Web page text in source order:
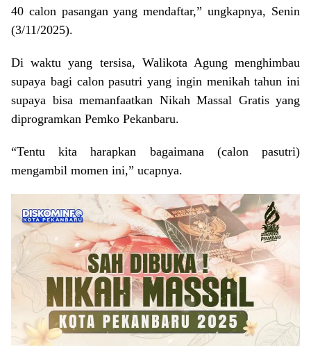
40 calon pasangan yang mendaftar,” ungkapnya, Senin
(3/11/2025).
Di waktu yang tersisa, Walikota Agung menghimbau
supaya bagi calon pasutri yang ingin menikah tahun ini
supaya bisa memanfaatkan Nikah Massal Gratis yang
diprogramkan Pemko Pekanbaru.
“Tentu kita harapkan bagaimana (calon pasutri)
mengambil momen ini,” ucapnya.